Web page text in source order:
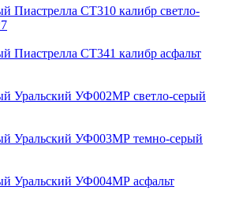
Пиастрелла СТ310 калибр светло-
Пиастрелла СТ341 калибр асфальт
Уральский УФ002МР светло-серый
Уральский УФ003МР темно-серый
Уральский УФ004МР асфальт